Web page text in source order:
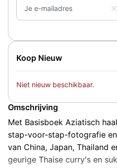
Je e-mailadres
Koop Nieuw
Niet nieuw beschikbaar.
Omschrijving
Met Basisboek Aziatisch
stap-voor-stap-fotografie
van China, Japan, Thailand
geurige Thaise curry's en